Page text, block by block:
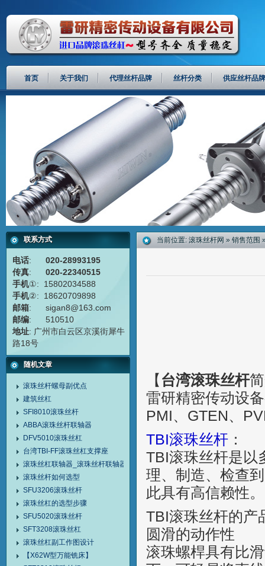
首页 关于我们 代理丝杆品牌 丝杆分类 供应丝杆品牌
联系方式
电话: 020-28993195
传真:
020-22340515
手机①: 15802034588
手机②: 18620709898
邮箱: sigan8@163.com
邮编: 510510
地址: 广州市白云区京溪街犀牛
路18号
随机文章
滚珠丝杆螺母副优点
建筑丝杠
SFI8010滚珠丝杆
ABBA滚珠丝杆联轴器
DFV5010滚珠丝杠
台湾TBI-FF滚珠丝杠支撑座
滚珠丝杠联轴器_滚珠丝杆联轴器
滚珠丝杆如何选型
SFU3206滚珠丝杆
滚珠丝杠的选型步骤
SFU5020滚珠丝杆
SFT3208滚珠丝杠
滚珠丝杠副工作图设计
【X62W型万能铣床】
当前位置: 滚珠丝杆网 » 销售范围
【 台湾滚珠丝杆
雷研精密传动设
PMI、GTEN、
TBI滚珠丝杆 ：
TBI滚珠丝杆是以
理、制造、检查
此具有高信赖性。
TBI滚珠丝杆的产
圆滑的动作性
滚珠螺桿具有比